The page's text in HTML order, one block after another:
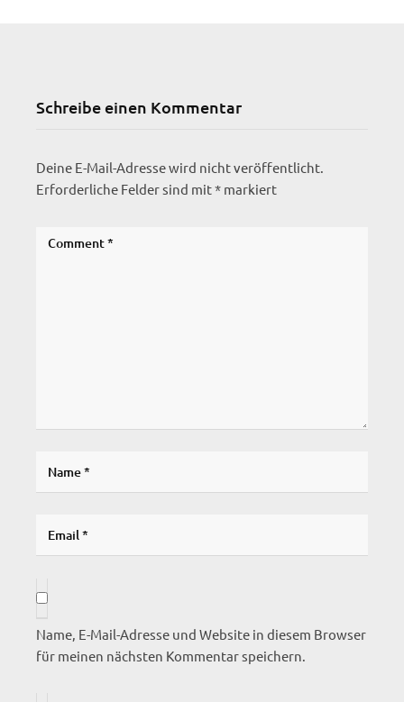
Schreibe einen Kommentar
Deine E-Mail-Adresse wird nicht veröffentlicht.
Erforderliche Felder sind mit* markiert
Name, E-Mail-Adresse und Website in diesem Browser
für meinen nächsten Kommentar speichern.